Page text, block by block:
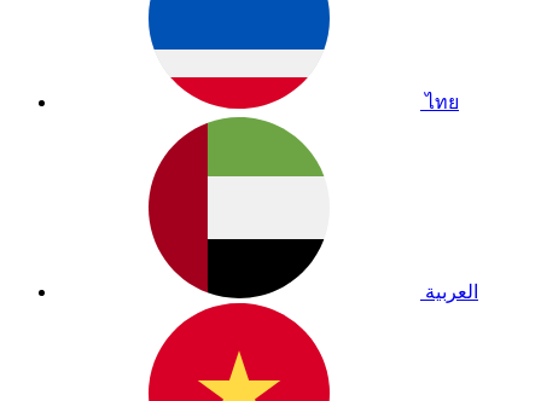
ไทย
العربية